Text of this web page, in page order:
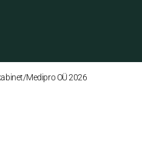
Medipro OÜ 2026